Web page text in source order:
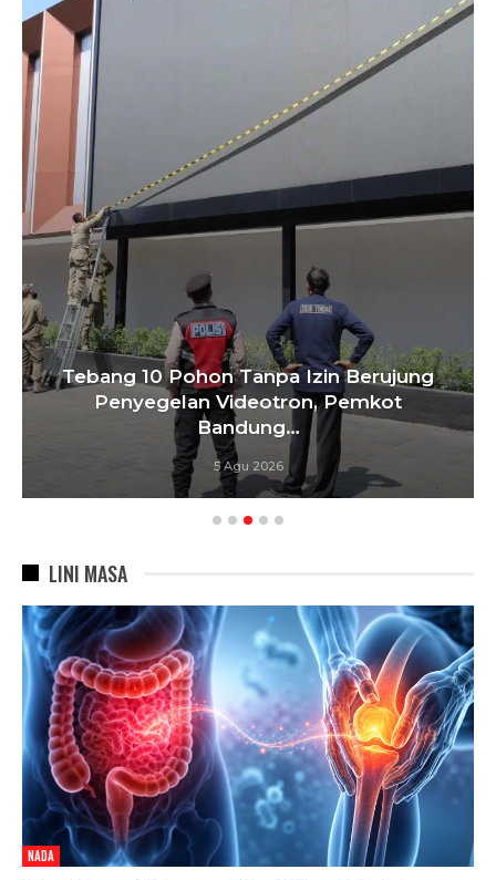
Tebang 10 Pohon Tanpa Izin Berujung
Penyegelan Videotron, Pemkot
Bandung…
5 Agu 2026
LINI MASA
NADA